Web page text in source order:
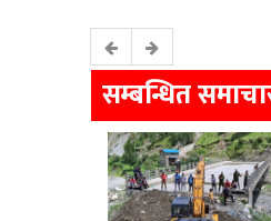
सम्बन्धित